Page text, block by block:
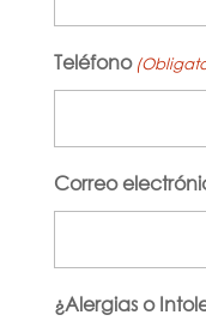
Teléfono
Correo
¿Alergias o